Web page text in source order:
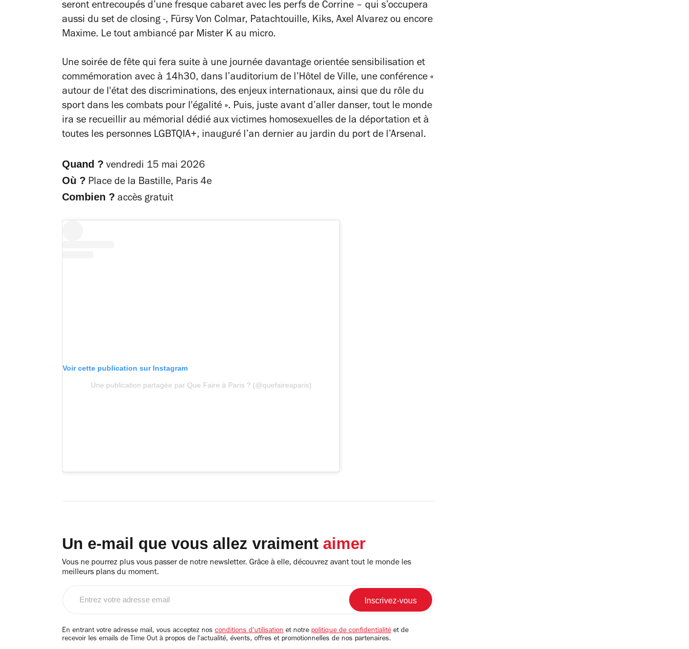
seront entrecoupés d’une fresque cabaret avec les perfs de Corrine – qui s’occupera
aussi du set de closing -, Fürsy Von Colmar, Patachtouille, Kiks, Axel Alvarez ou encore
Maxime. Le tout ambiancé par Mister K au micro.
Une soirée de fête qui fera suite à une journée davantage orientée sensibilisation et
commémoration avec à 14h30, dans l’auditorium de l’Hôtel de Ville, une conférence «
autour de l'état des discriminations, des enjeux internationaux, ainsi que du rôle du
sport dans les combats pour l'égalité ». Puis, juste avant d’aller danser, tout le monde
ira se recueillir au mémorial dédié aux victimes homosexuelles de la déportation et à
toutes les personnes LGBTQIA+, inauguré l’an dernier au jardin du port de l’Arsenal.
Quand ? vendredi 15 mai 2026
Où ? Place de la Bastille, Paris 4e
Combien ? accès gratuit
Voir cette publication sur Instagram
Une publication partagée par Que Faire à Paris ? (@quefaireaparis)
Un e-mail que vous allez vraiment aimer
Vous ne pourrez plus vous passer de notre newsletter. Grâce à elle, découvrez avant tout le monde les
meilleurs plans du moment.
email
En entrant votre adresse mail, vous acceptez nos conditions d'utilisation et notre politique de confidentialité et de
recevoir les emails de Time Out à propos de l'actualité, évents, offres et promotionnelles de nos partenaires.